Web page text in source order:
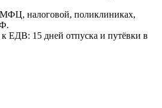
налоговой, поликлиниках,
ЕДВ: 15 дней отпуска и путёвки в